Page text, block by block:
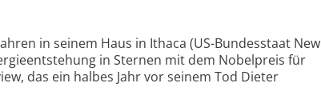
in seinem Haus in Ithaca (US-Bundesstaat New
in Sternen mit dem Nobelpreis für
das ein halbes Jahr vor seinem Tod Dieter